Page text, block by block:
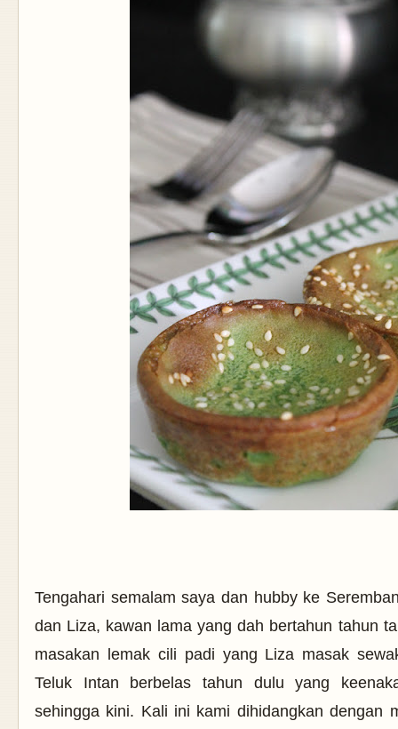
Tengahari semalam saya dan hubby ke
dan Liza, kawan lama yang dah bertahun tahun
masakan lemak cili padi yang Liza masak
Teluk Intan berbelas tahun dulu yang
sehingga kini. Kali ini kami dihidangkan dengan